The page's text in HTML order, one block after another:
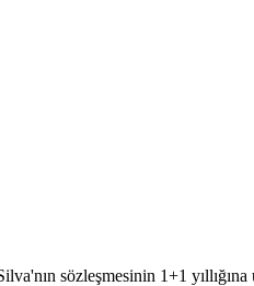
sözleşmesinin 1+1 yıllığına